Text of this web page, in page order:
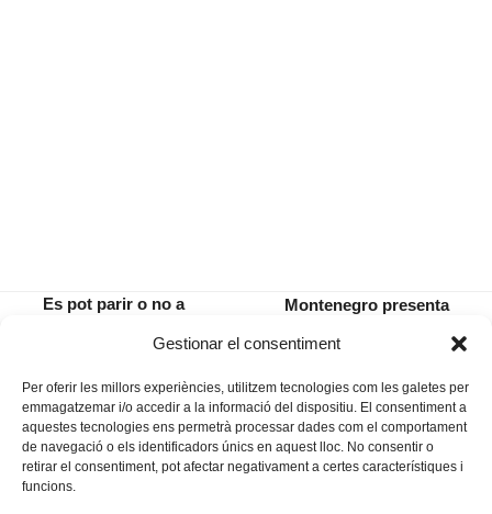
Gestionar el consentiment
Per oferir les millors experiències, utilitzem tecnologies com les galetes per
emmagatzemar i/o accedir a la informació del dispositiu. El consentiment a
aquestes tecnologies ens permetrà processar dades com el comportament
de navegació o els identificadors únics en aquest lloc. No consentir o
retirar el consentiment, pot afectar negativament a certes característiques i
funcions.
Es pot parir o no a
next
Montenegro presenta
Teatre de Petra